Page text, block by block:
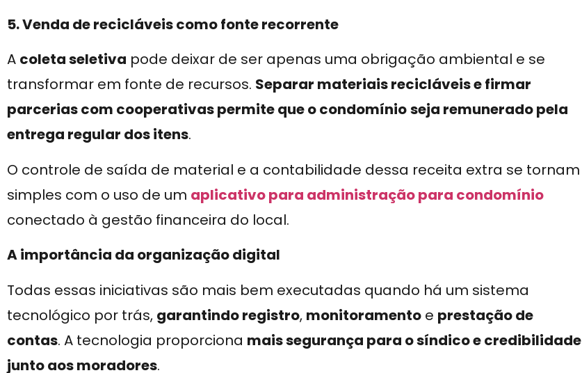
5. Venda de recicláveis como fonte recorrente
A coleta seletiva pode deixar de ser apenas uma obrigação ambiental e se
transformar em fonte de recursos. Separar materiais recicláveis e firmar
parcerias com cooperativas permite que o condomínioseja remunerado pela
entrega regular dos itens.
O controle de saída de material e a contabilidade dessa receita extra se tornam
simples com o uso de um aplicativo para administração para condomínio
conectado à gestão financeira do local.
A importância da organização digital
Todas essas iniciativas são mais bem executadas quando há um sistema
tecnológico por trás, garantindo registro, monitoramento e prestação de
contas. A tecnologia proporciona mais segurança para o síndico e credibilidade
junto aos moradores.